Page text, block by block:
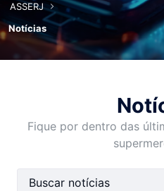
ASSERJ
Notícias
Fique por dentro das
Barra de busca